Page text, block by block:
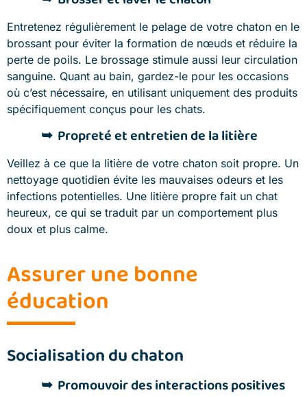
Entretenez régulièrement le pelage de votre chaton en le
brossant pour éviter la formation de nœuds et réduire la
perte de poils. Le brossage stimule aussi leur circulation
sanguine. Quant au bain, gardez-le pour les occasions
où c’est nécessaire, en utilisant uniquement des produits
spécifiquement conçus pour les chats.
Propreté et entretien de la litière
Veillez à ce que la litière de votre chaton soit propre. Un
nettoyage quotidien évite les mauvaises odeurs et les
infections potentielles. Une litière propre fait un chat
heureux, ce qui se traduit par un comportement plus
doux et plus calme.
Assurer une bonne
éducation
Socialisation du chaton
Promouvoir des interactions positives